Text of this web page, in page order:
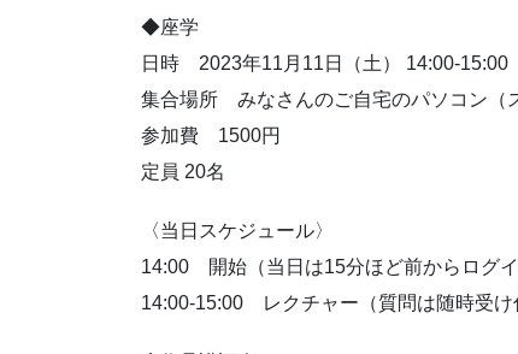
◆座学
日時 2023年11月11日（土） 14:00-15:00
集合場所 みなさんのご自宅のパソコン（
参加費 1500円
定員 20名
〈当日スケジュール〉
14:00 開始（当日は15分ほど前からログ
14:00-15:00 レクチャー（質問は随時受け